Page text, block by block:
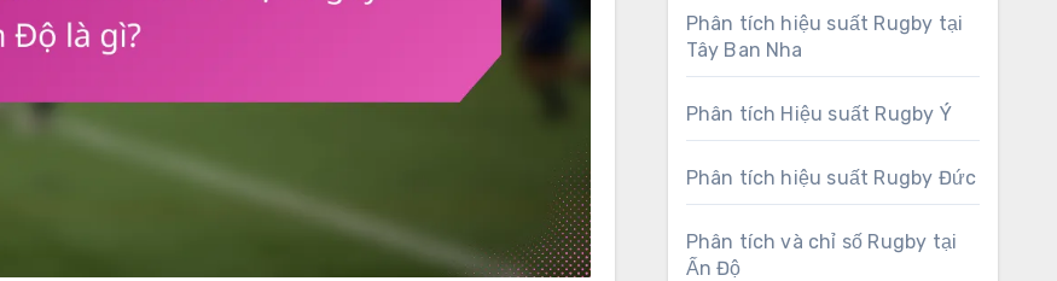
Phân tích hiệu suất Rugby tại
Tây Ban Nha
Phân tích Hiệu suất Rugby Ý
Phân tích hiệu suất Rugby Đức
Phân tích và chỉ số Rugby tại
Ấn Độ